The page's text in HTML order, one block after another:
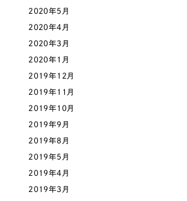
カラフル・多色
その他
さらに条件を追加する
2020年5月
2020年4月
2020年3月
2020年1月
2019年12月
2019年11月
2019年10月
2019年9月
2019年8月
2019年5月
2019年4月
2019年3月